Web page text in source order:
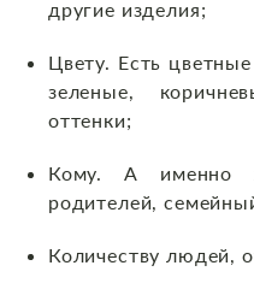
другие изделия;
Цвету. Есть
зеленые,
оттенки;
Кому. А именно
родителей,
Количеству людей,